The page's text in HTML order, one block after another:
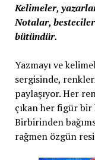
Kelimeler,
Notalar,
bütündür.
Yazmayı ve
sergisinde,
paylaşıyor. Her
çıkan her figür
Birbirinden
rağmen özgün